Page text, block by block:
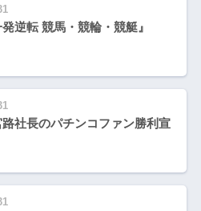
逆転 競馬・競輪・競艇』
社長のパチンコファン勝利宣